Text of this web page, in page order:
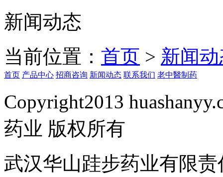
新闻动态
当前位置： 首页 > 新闻
首页 产品中心 招商咨询 新闻动态 联系我们 老中醫制药
Copyright2013
药业 版权所有
武汉华山跬步药业有限责